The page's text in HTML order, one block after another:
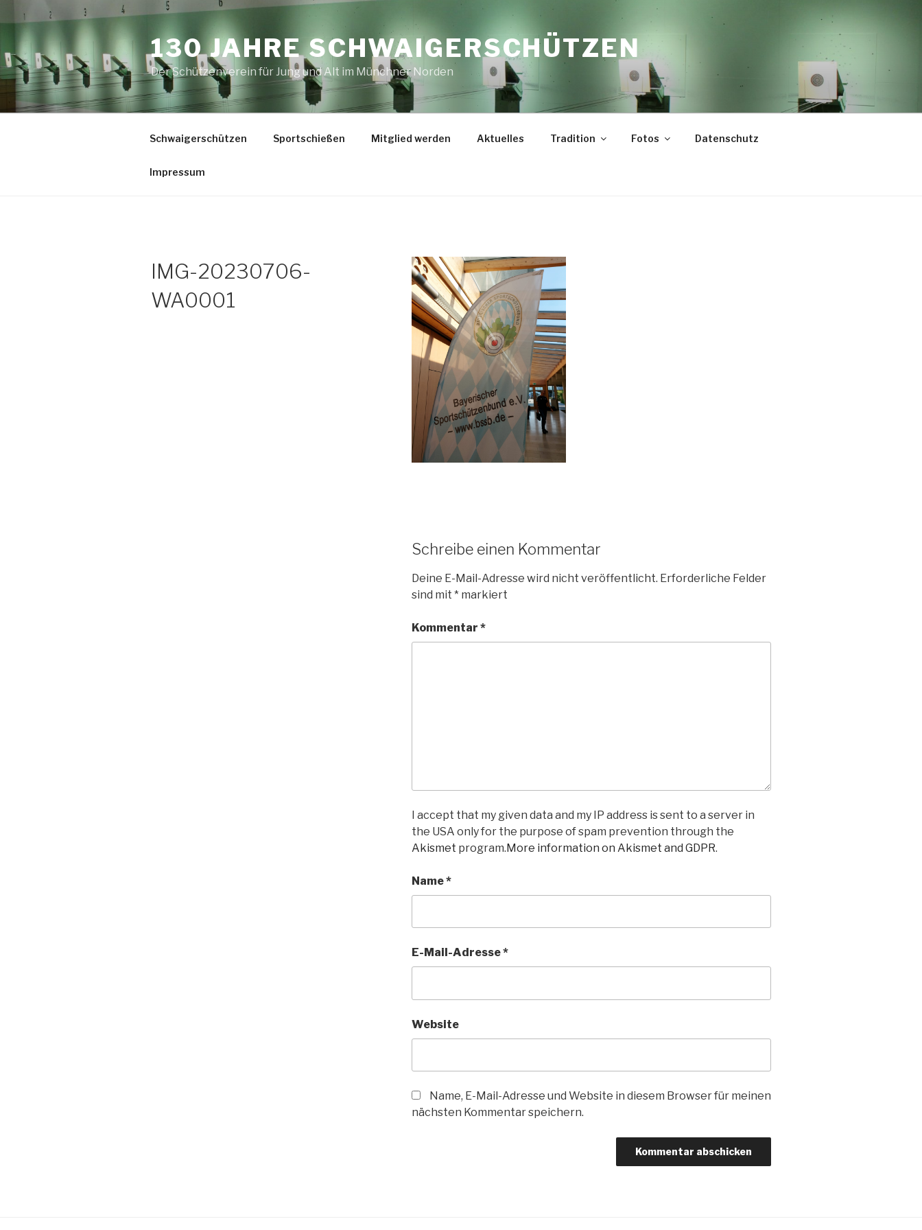
Inhalt
springen
130 JAHRE SCHWAIGERSCHÜTZEN
Der Schützenverein für Jung und Alt im Münchner Norden
Schwaigerschützen Sportschießen Mitglied werden Aktuelles Tradition Fotos Datenschutz
Impressum
IMG-20230706-
WA0001
Schreibe einen Kommentar
Deine E-Mail-Adresse wird nicht veröffentlicht. Erforderliche Felder
sind mit * markiert
Kommentar *
I accept that my given data and my IP address is sent to a server in
the USA only for the purpose of spam prevention through the
Akismet program.More information on Akismet and GDPR.
Name*
E-Mail-Adresse*
Website
Name, E-Mail-Adresse und Website in diesem Browser für meinen
nächsten Kommentar speichern.